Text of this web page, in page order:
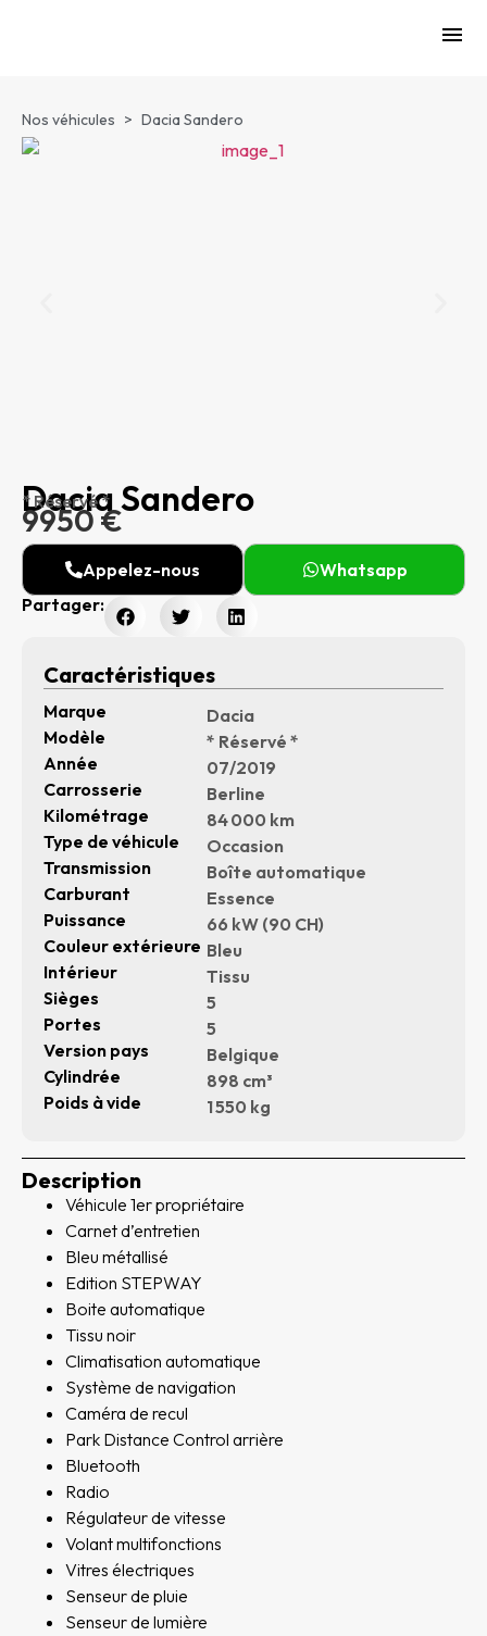
Nos véhicules > Dacia Sandero
Dacia Sandero
* Réservé *
9950 €
Appelez-nous
Whatsapp
Partager:
Caractéristiques
Marque
Dacia
Modèle
* Réservé *
Année
07/2019
Carrosserie
Berline
Kilométrage
84 000 km
Type de véhicule
Occasion
Transmission
Boîte automatique
Carburant
Essence
Puissance
66 kW (90 CH)
Couleur extérieure Bleu
Intérieur
Tissu
Sièges
5
Portes
5
Version pays
Belgique
Cylindrée
898 cm³
Poids à vide
1 550 kg
Description
Véhicule 1er propriétaire
Carnet d’entretien
Bleu métallisé
Edition STEPWAY
Boite automatique
Tissu noir
Climatisation automatique
Système de navigation
Caméra de recul
Park Distance Control arrière
Bluetooth
Radio
Régulateur de vitesse
Volant multifonctions
Vitres électriques
Senseur de pluie
Senseur de lumière